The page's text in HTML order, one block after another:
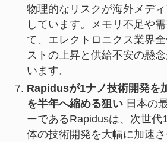
物理的なリスクが海外メデ
しています。メモリ不足や
て、エレクトロニクス業界
ストの上昇と供給不安の懸
います。
Rapidusが1ナノ技術開発を
を半年へ縮める狙い日本の
ーであるRapidusは、次世代
体の技術開発を大幅に加速